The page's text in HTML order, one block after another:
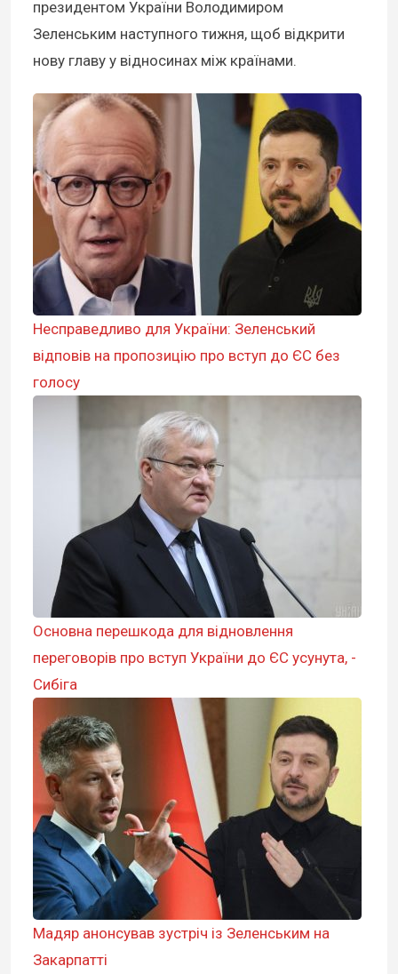
президентом України Володимиром
Зеленським наступного тижня, щоб відкрити
нову главу у відносинах між країнами.
Несправедливо для України: Зеленський
відповів на пропозицію про вступ до ЄС без
голосу
Основна перешкода для відновлення
переговорів про вступ України до ЄС усунута, -
Сибіга
Мадяр анонсував зустріч із Зеленським на
Закарпатті